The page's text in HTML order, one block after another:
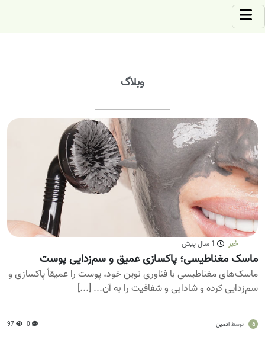
وبلاگ
خبر 1 سال پیش
ماسک مغناطیسی؛ پاکسازی عمیق و سم‌زدایی پوست
ماسک‌های مغناطیسی با فناوری نوین خود، پوست را عمیقاً پاکسازی و
سم‌زدایی کرده و شادابی و شفافیت را به آن... [...]
a توسط ادمین 0
97